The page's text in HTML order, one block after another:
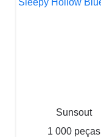
Sunsout
1 000 peças